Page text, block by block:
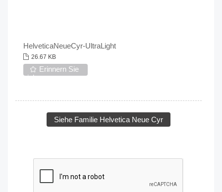
HelveticaNeueCyr-UltraLight
26.67 KB
Erinnern Sie
sich an
Siehe Familie Helvetica Neue Cyr